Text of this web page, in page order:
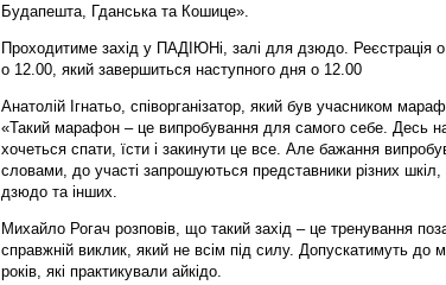
Будапешта, Гданська та Кошице».
Проходитиме захід у ПАДІЮНі, залі для дзюдо. Реєстрація
о 12.00, який завершиться наступного дня о 12.00
Анатолій Ігнатьо, співорганізатор, який був учасником
«Такий марафон – це випробування для самого себе. Десь
хочеться спати, їсти і закинути це все. Але бажання
словами, до участі запрошуються представники різних
дзюдо та інших.
Михайло Рогач розповів, що такий захід – це тренування
справжній виклик, який не всім під силу. Допускатимуть до
років, які практикували айкідо.